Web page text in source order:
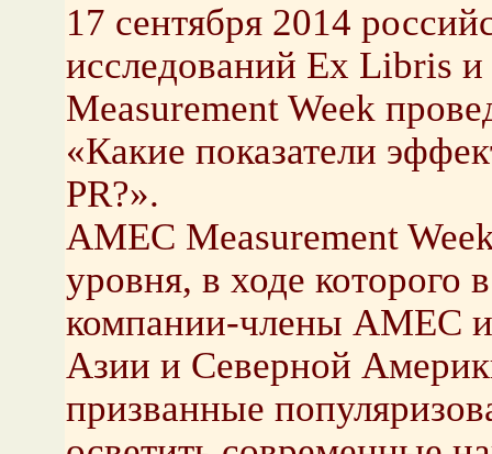
17 сентября 2014
исследований Ex Libris
Measurement Week
«Какие показатели
PR?».
AMEC Measurement
уровня, в ходе которого
компании-члены AMEC
Азии и Северной
призванные